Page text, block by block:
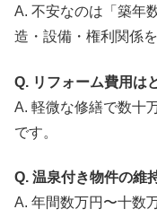
A. 不安なのは「築年
造・設備・権利関係
Q. リフォーム費用は
A. 軽微な修繕で数十
です。
Q. 温泉付き物件の維
A. 年間数万円〜十数